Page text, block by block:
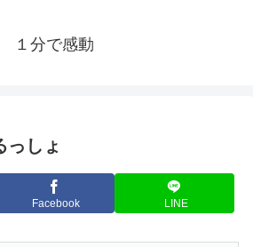
１分で感動
っしょ
Facebook LINE